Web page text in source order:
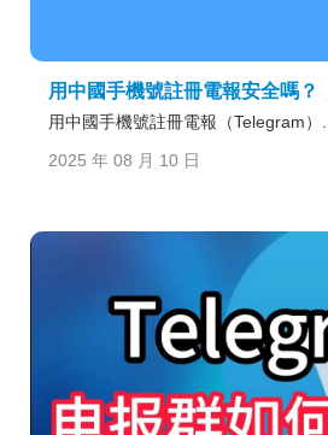
用中國手機號註冊電報安全嗎？
用中國手機號註冊電報（Telegram）...
2025 年 08 月 10 日